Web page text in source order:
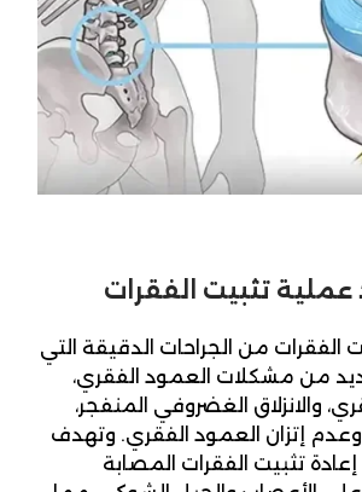
عملية تثبيت الفقرات
الفقرات من الجراحات الدقيقة التي
من مشكلات العمود الفقري،
والانزلاق الغضروفي المنفجر،
وعدم إتزان العمود الفقري. وتهدف
تثبيت الفقرات المصابة